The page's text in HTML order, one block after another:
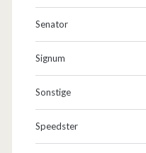
Senator
Signum
Sonstige
Speedster